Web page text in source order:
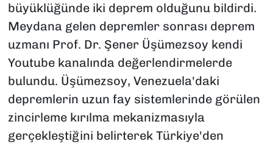
büyüklüğünde iki deprem olduğunu bildirdi.
Meydana gelen depremler sonrası deprem
uzmanı Prof. Dr. Şener Üşümezsoy kendi
Youtube kanalında değerlendirmelerde
bulundu. Üşümezsoy, Venezuela'daki
depremlerin uzun fay sistemlerinde görülen
zincirleme kırılma mekanizmasıyla
gerçekleştiğini belirterek Türkiye'den